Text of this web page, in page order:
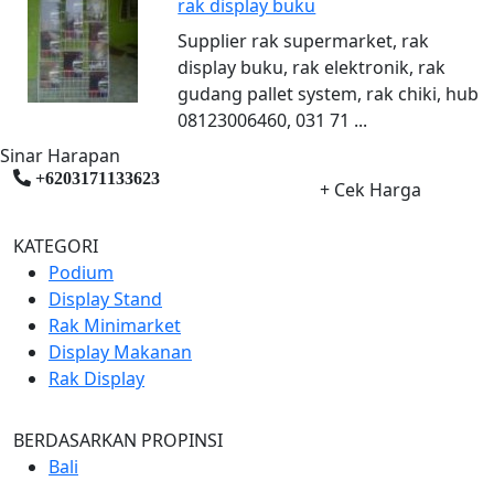
rak display buku
Supplier rak supermarket, rak
display buku, rak elektronik, rak
gudang pallet system, rak chiki, hub
08123006460, 031 71 ...
Sinar Harapan
+6203171133623 + Cek Harga
KATEGORI
Podium
Display Stand
Rak Minimarket
Display Makanan
Rak Display
BERDASARKAN PROPINSI
Bali